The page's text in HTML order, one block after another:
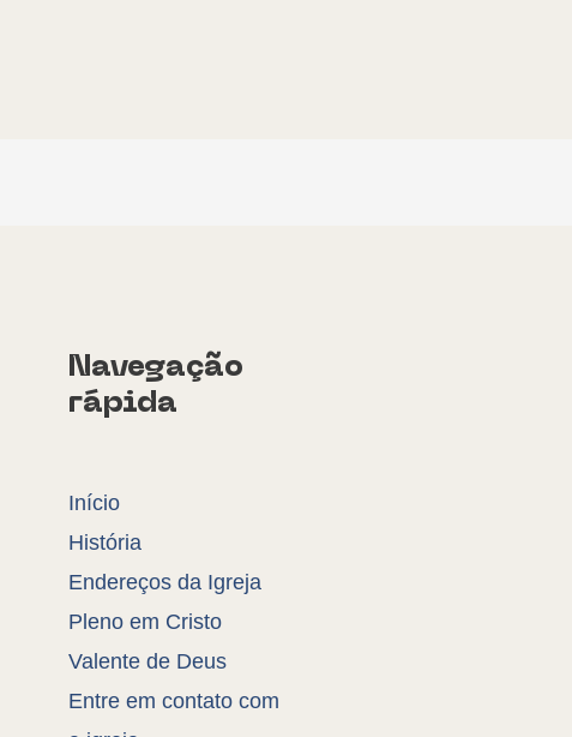
Navegação
rápida
Início
História
Endereços da Igreja
Pleno em Cristo
Valente de Deus
Entre em contato com